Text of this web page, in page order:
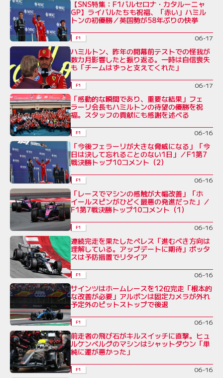
【SNS特集：F1バルセロナ・カタルーニャ
GP】ライバルたちも祝福、「赤い」ハミル
トンの初優勝／英国勢が58年ぶりの快挙
F1 06-17
ハミルトン、昨年の開幕前テストでの怪我が
数カ月影響したと振り返る。一時は自信喪失
も「チームはずっと支えてくれた」
F1 06-17
「感動的な瞬間であり、重要な結果」フェ
ラーリ会長もハミルトンの待望の優勝を祝
福。スタッフの貢献にも感謝を述べる
F1 06-16
「今後フェラーリが大きな脅威になる」「今
日は決して忘れることのない1日」／F1第7
戦決勝トップ10コメント（2）
F1 06-16
「レースでマシンの感触が大幅改善」「ホ
イールスピンがひどく最悪の発進だった」／
F1第7戦決勝トップ10コメント（1）
F1 06-16
連続完走を果たしたペレス「進むべき方向は
理解している。アップデートに期待」ボッタ
スは予防措置でリタイア
F1 06-16
サインツはホームレースを12位完走「根本的
な改善が必要」アルボンは固定カメラが外れ
予定外のピットストップで後退
F1 06-16
前走者の飛び石がキルスイッチに直撃。ヒュ
ルケンベルグのマシンはシャットダウン「単
純に運が悪かった」
F1 06-16